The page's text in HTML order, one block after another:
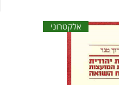
אלקטרוני